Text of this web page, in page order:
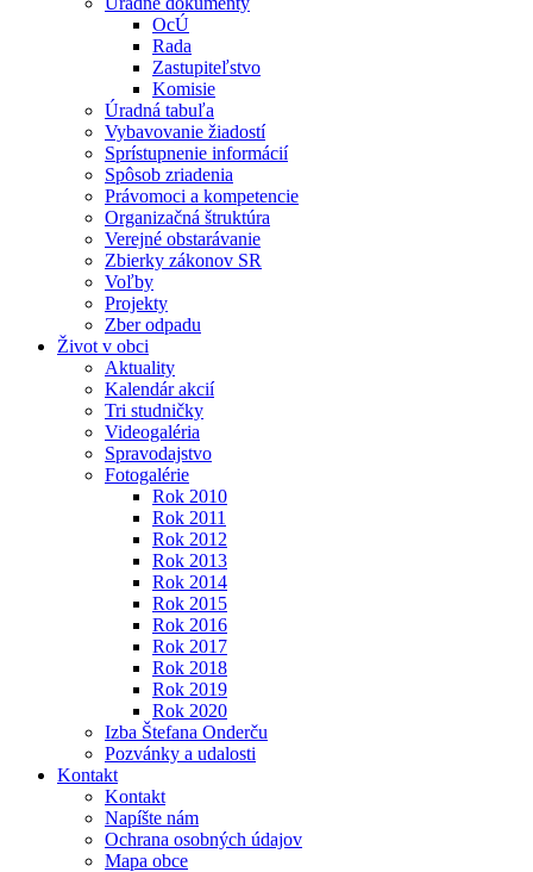
OcÚ
Rada
Zastupiteľstvo
Komisie
Úradná tabuľa
Vybavovanie žiadostí
Sprístupnenie informácií
Spôsob zriadenia
Právomoci a kompetencie
Organizačná štruktúra
Verejné obstarávanie
Zbierky zákonov SR
Voľby
Projekty
Zber odpadu
Život v obci
Aktuality
Kalendár akcií
Tri studničky
Videogaléria
Spravodajstvo
Fotogalérie
Rok 2010
Rok 2011
Rok 2012
Rok 2013
Rok 2014
Rok 2015
Rok 2016
Rok 2017
Rok 2018
Rok 2019
Rok 2020
Izba Štefana Onderču
Pozvánky a udalosti
Kontakt
Kontakt
Napíšte nám
Ochrana osobných údajov
Mapa obce